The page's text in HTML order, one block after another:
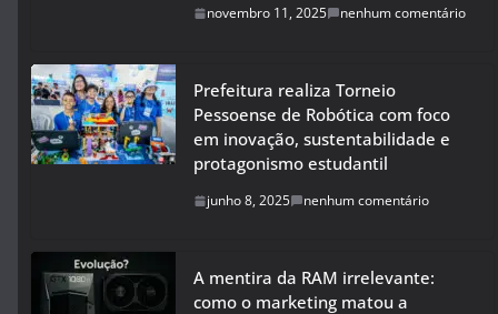
novembro 11, 2025 nenhum comentário
Prefeitura realiza Torneio
Pessoense de Robótica com foco
em inovação, sustentabilidade e
protagonismo estudantil
junho 8, 2025 nenhum comentário
A mentira da RAM irrelevante:
como o marketing matou a